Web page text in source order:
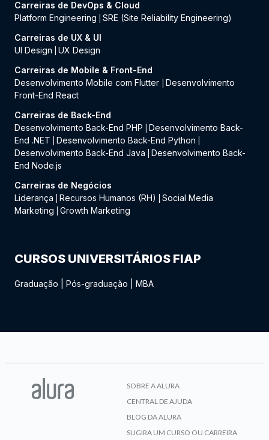
Carreiras de DevOps & Cloud
Platform Engineering
SRE (Site Reliability Engineering)
Carreiras de UX & UI
UI Design
UX Design
Carreiras de Mobile & Front-End
Desenvolvimento Mobile com Flutter
Desenvolvimento
Front-End React
Carreiras de Back-End
Desenvolvimento Back-End PHP
Desenvolvimento Back-
End .NET
Desenvolvimento Back-End Python
Desenvolvimento Back-End Java
Desenvolvimento Back-
End Node.js
Carreiras de Negócios
Liderança
Recursos Humanos (RH)
Social Media
Marketing
Growth Marketing
CURSOS UNIVERSITÁRIOS FIAP
Graduação Pós-graduação MBA
SOBRE A ALURA
CENTRAL DE AJUDA
BLOG DA ALURA
SUGIRA UM CURSO OU CARREIRA